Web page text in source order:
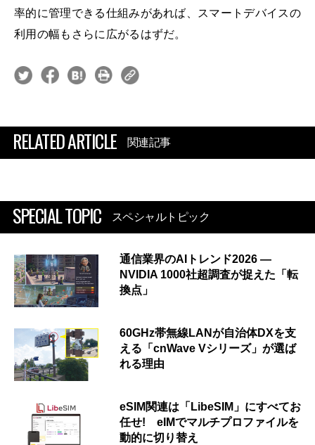
率的に管理できる仕組みがあれば、スマートデバイスの
利用の幅もさらに広がるはずだ。
RELATED ARTICLE 関連記事
SPECIAL TOPIC スペシャルトピック
通信業界のAIトレンド2026 ―
NVIDIA 1000社超調査が捉えた「転
換点」
60GHz帯無線LANが自治体DXを支
える「cnWave Vシリーズ」が選ば
れる理由
eSIM関連は「LibeSIM」にすべてお
任せ! eIMでマルチプロファイルを
動的に切り替え